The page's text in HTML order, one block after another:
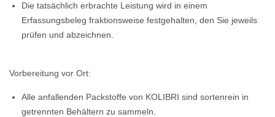
Die tatsächlich erbrachte Leistung wird in einem
Erfassungsbeleg fraktionsweise festgehalten, den Sie jeweils
prüfen und abzeichnen.
Vorbereitung vor Ort:
Alle anfallenden Packstoffe von KOLIBRI sind sortenrein in
getrennten Behältern zu sammeln.